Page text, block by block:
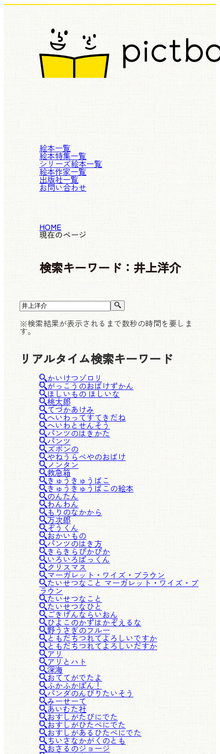
絵本一覧
絵本特集一覧
シリーズ絵本一覧
絵本作家一覧
出版社一覧
お問い合わせ
HOME
現在のページ
検索キーワード： 井上洋介
※検索結果が表示されるまで数秒の時間を要しま
す。
リアルタイム検索キーワード
かいけつゾロリ
がっこうのおばけずかん
ほしいもの ほしいな
桃太郎
てづかあけみ
へいわってすてきだね
へいわとせんそう
パンツのはきかた
パンツ
ズボンの
やねうらべやのおばけ
ノンタン
救急箱
きゅうきゅうばこ
きゅうきゅうばこの絵本
のんたん
わんわん
もりのなかから
万次郎
ぞうくん
おかいもの
パンツのはき方
きらきらぴかぴか
いろいろぱっくん
クリスマス
マーガレット・ワイズ・ブラウン
たいせつなこと マーガレット・ワイズ・ブ
ラウン
たいせつなこと
たいせつなひと
ごきげんならいおん
ひよこのかずはかぞえるな
野うさぎのフルー
ともだちつれてよろしいですか
ともだちつれてよろしいだすか
アリ
アリとハト
深海
おててがでたよ
ふかふかぽん！
パンダのんびりたいそう
みーせーて
あいむた社
おすしがたびにでた
おすしがひたべにでた
おすしがあるひたべにでた
ちいさなかがくのとも
おさるのジョージ